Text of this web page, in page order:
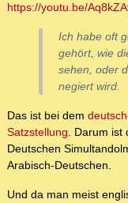
https://youtu.be/
Ich habe oft
gehört, wie
sehen, oder
negiert wird.
Das ist bei dem
Satzstellung. Darum ist
Deutschen
Arabisch-Deutschen.
Und da man meist